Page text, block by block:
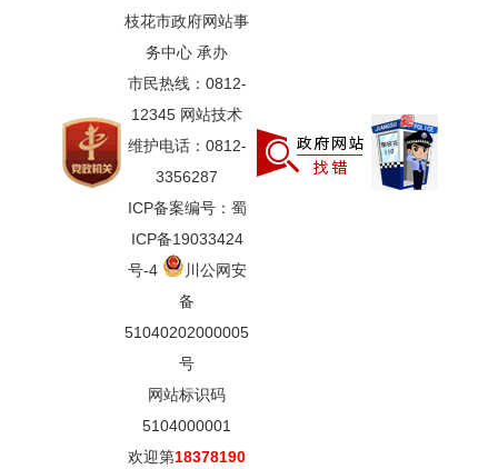
枝花市政府网站事
务中心 承办
市民热线：0812-
12345 网站技术
维护电话：0812-
3356287
ICP备案编号：蜀
ICP备19033424
号-4
川公网安
备
51040202000005
号
网站标识码
5104000001
欢迎第18378190